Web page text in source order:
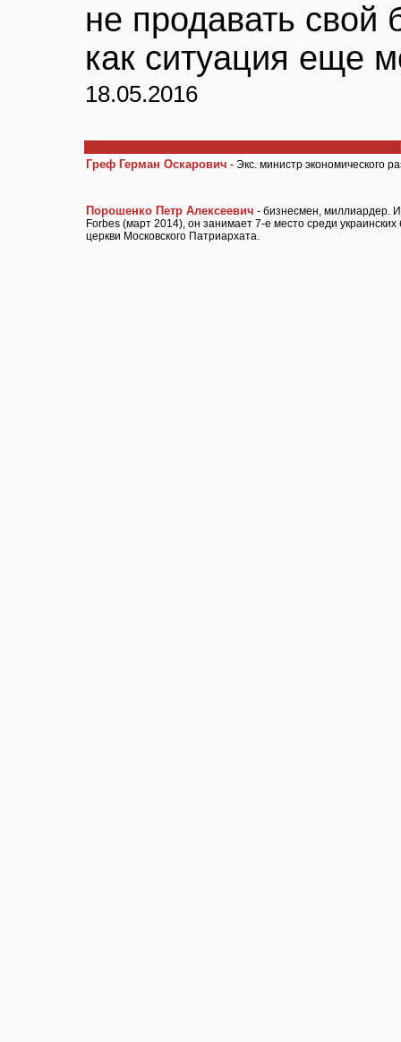
не продавать свой
как ситуация еще
18.05.2016
Греф Герман Оскарович - Экс. министр экономического
Порошенко Петр Алексеевич - бизнесмен, миллиардер.
Forbes (март 2014), он занимает 7-е место среди
церкви Московского Патриархата.